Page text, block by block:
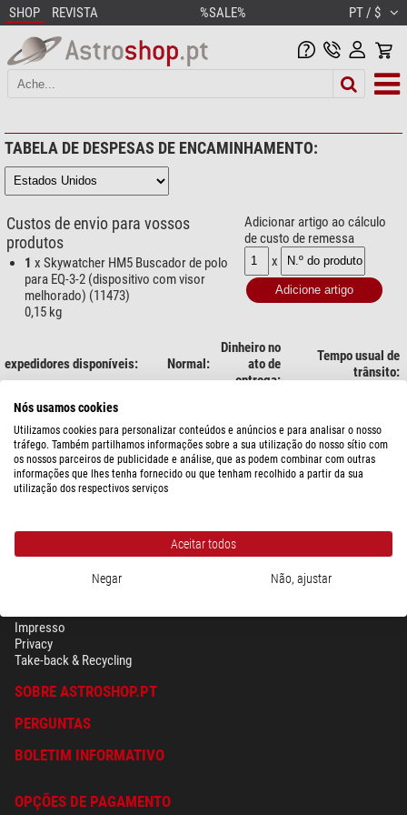
SHOP REVISTA %SALE% PT / $
TABELA DE DESPESAS DE ENCAMINHAMENTO:
Custos de envio para vossos
produtos
1 x Skywatcher HM5 Buscador de polo
para EQ-3-2 (dispositivo com visor
melhorado) (11473)
0,15 kg
Adicionar artigo ao cálculo
de custo de remessa
x
expedidores disponíveis: Normal:
Dinheiro no
ato de
entrega:
Tempo usual de
trânsito:
DHL Express
Mostrar a visão geral completa de custos de envio dependendo do peso
Impresso
Privacy
Take-back & Recycling
SOBRE ASTROSHOP.PT
PERGUNTAS
BOLETIM INFORMATIVO
OPÇÕES DE PAGAMENTO
Nós usamos cookies
Utilizamos cookies para personalizar conteúdos e anúncios e para analisar o nosso
tráfego. Também partilhamos informações sobre a sua utilização do nosso sítio com
os nossos parceiros de publicidade e análise, que as podem combinar com outras
informações que lhes tenha fornecido ou que tenham recolhido a partir da sua
utilização dos respectivos serviços
Aceitar todos
Negar Não, ajustar